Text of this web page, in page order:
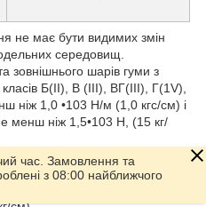
не має бути видимих змін
середовищ.
зовнішнього шарів гуми з
класів Б(II), В (III), ВГ(III), Г(1V),
ніж 1,0 •103 Н/м (1,0 кгс/см) і
менш ніж 1,5•103 Н, (15 кг/
значку якості, міцність
Ш(VIII) має бути не менш
Б(I), Г(IV), П(VII) — не
час. Замовлення та
з 08:00 найближчого